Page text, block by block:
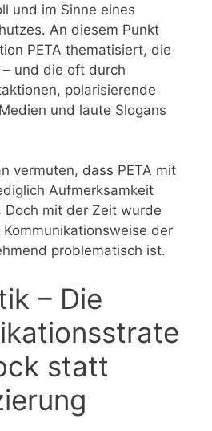
und im Sinne eines
An diesem Punkt
PETA thematisiert, die
und die oft durch
polarisierende
und laute Slogans
vermuten, dass PETA mit
Aufmerksamkeit
Doch mit der Zeit wurde
der
problematisch ist.
– Die
statt